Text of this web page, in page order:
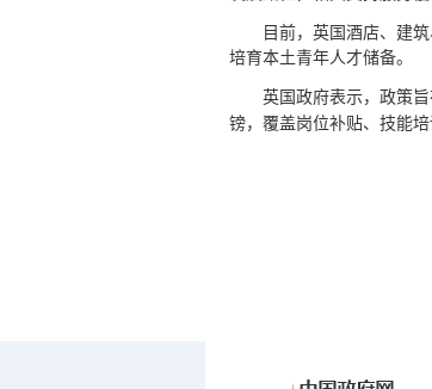
目前，英国酒店、建
培育本土青年人才储备。
英国政府表示，政策
镑，覆盖岗位补贴、技能培